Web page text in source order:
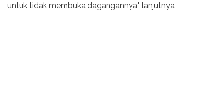
untuk tidak membuka dagangannya," lanjutnya.